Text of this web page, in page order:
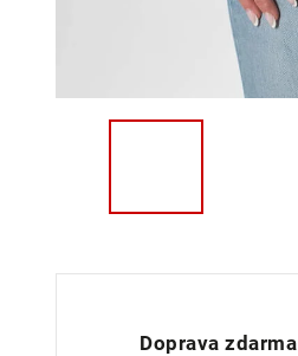
Doprava zdarma